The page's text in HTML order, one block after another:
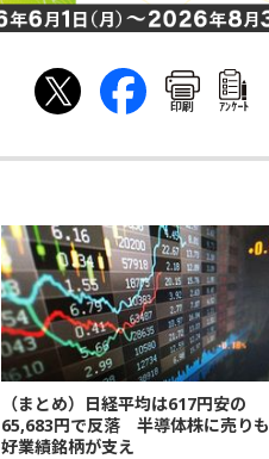
印刷 ｱﾝｹｰﾄ
（まとめ）日経平均は617円安の
65,683円で反落 半導体株に売りも
好業績銘柄が支え